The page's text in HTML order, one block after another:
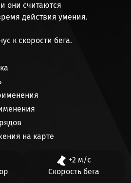
они считаются
действия умения.
к скорости бега.
на карте
+2 м/c
Скорость бега